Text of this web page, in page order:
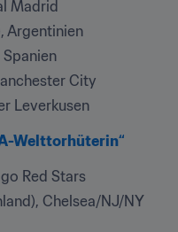
Madrid
Argentinien
Spanien
City
Leverkusen
Welttorhüterin“
Red Stars
Chelsea/NJ/NY